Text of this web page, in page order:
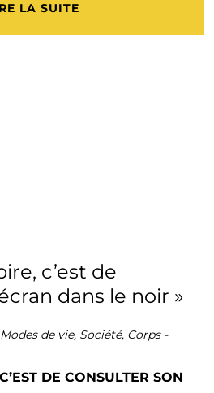
LA SUITE
Modes de vie, Société, Corps-
DE CONSULTER SON